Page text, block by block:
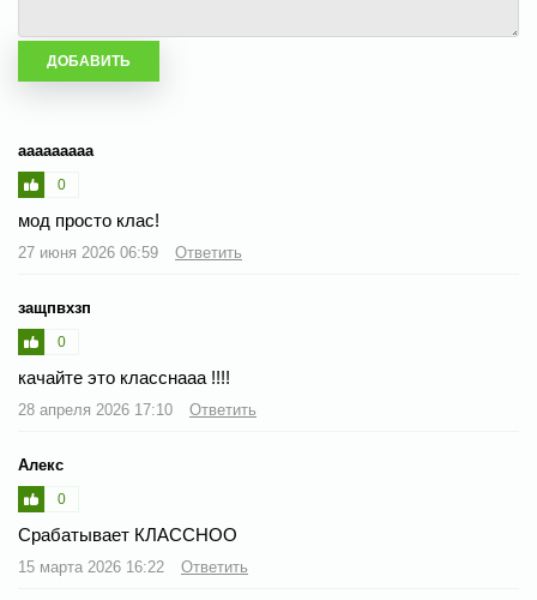
ааааааааа
0
мод просто клас!
27 июня 2026 06:59 Ответить
защпвхзп
0
качайте это класснааа !!!!
28 апреля 2026 17:10 Ответить
Алекс
0
Срабатывает КЛАССНОО
15 марта 2026 16:22 Ответить